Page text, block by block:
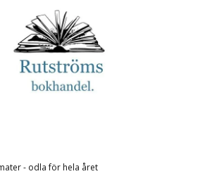
- odla för hela året